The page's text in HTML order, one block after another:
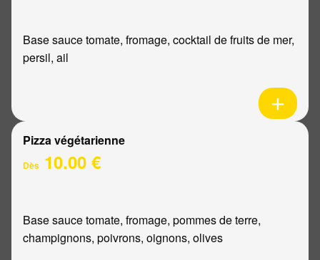
Base sauce tomate, fromage, cocktail de fruits de mer,
persil, ail
Pizza végétarienne
Dès 10.00 €
Base sauce tomate, fromage, pommes de terre,
champignons, poivrons, oignons, olives